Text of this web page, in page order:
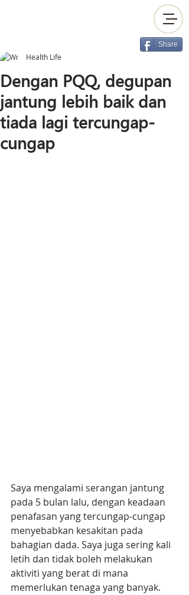
Share
Dengan PQQ, degupan
jantung lebih baik dan
tiada lagi tercungap-
cungap
Health Life
Saya mengalami serangan jantung
pada 5 bulan lalu, dengan keadaan
penafasan yang tercungap-cungap
menyebabkan kesakitan pada
bahagian dada. Saya juga sering kali
letih dan tidak boleh melakukan
aktiviti yang berat di mana
memerlukan tenaga yang banyak.